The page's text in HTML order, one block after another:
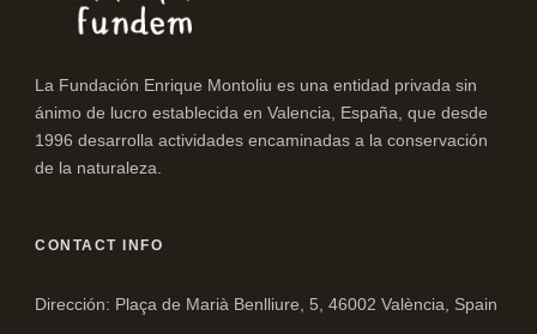
La Fundación Enrique Montoliu es una entidad privada sin
ánimo de lucro establecida en Valencia, España, que desde
1996 desarrolla actividades encaminadas a la conservación
de la naturaleza.
CONTACT INFO
Dirección: Plaça de Marià Benlliure, 5, 46002 València, Spain